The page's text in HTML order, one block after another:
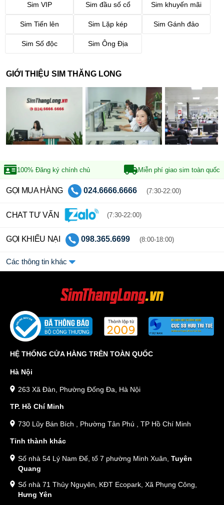
Sim VIP Sim đầu số cổ Sim khuyến mãi
Sim Tiến lên Sim Lặp kép Sim Gánh đảo
Sim Số độc Sim Ông Địa
GIỚI THIỆU SIM THĂNG LONG
100% Đăng ký chính chủ Miễn phí giao sim toàn quốc
GỌI MUA HÀNG 024.6666.6666 (7:30-22:00)
CHAT TƯ VẤN (7:30-22:00)
GỌI KHIẾU NẠI 098.365.6699 (8:00-18:00)
Các thông tin khác
HỆ THỐNG CỬA HÀNG TRÊN TOÀN QUỐC
Hà Nội
263 Xã Đàn, Phường Đống Đa, Hà Nội
TP. Hồ Chí Minh
730 Lũy Bán Bích , Phường Tân Phú , TP Hồ Chí Minh
Tỉnh thành khác
Số nhà 54 Lý Nam Đế, tổ 7 phường Minh Xuân, Tuyên
Quang
Số nhà 71 Thủy Nguyên, KĐT Ecopark, Xã Phụng Công,
Hưng Yên